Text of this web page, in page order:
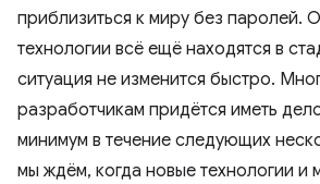
приблизиться к миру без паролей.
технологии всё ещё находятся в
ситуация не изменится быстро.
разработчикам придётся иметь
минимум в течение следующих
мы ждём, когда новые технологии и